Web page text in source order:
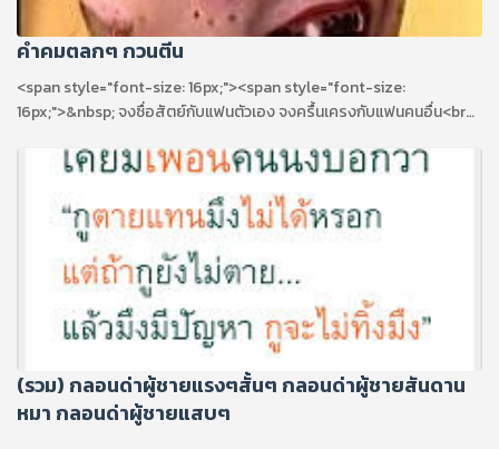
คำคมตลกๆ กวนตีน
<span style="font-size: 16px;"><span style="font-size:
16px;">&nbsp; จงซื่อสัตย์กับแฟนตัวเอง จงครื้นเครงกับแฟนคนอื่น<br
เป็น</span></span>
(รวม) กลอนด่าผู้ชายแรงๆสั้นๆ กลอนด่าผู้ชายสันดาน
หมา กลอนด่าผู้ชายแสบๆ